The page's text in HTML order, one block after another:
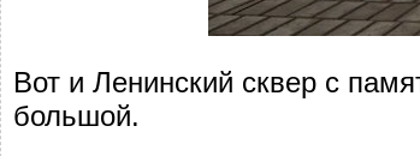
Вот и Ленинский сквер с
большой.